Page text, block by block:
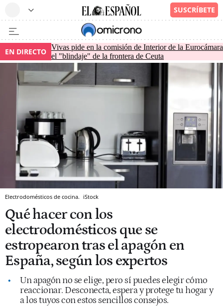
EN DIRECTO Vivas pide en la comisión de Interior de la Eurocámara
el "blindaje" de la frontera de Ceuta
Electrodomésticos de cocina. iStock
Qué hacer con los
electrodomésticos que se
estropearon tras el apagón en
España, según los expertos
Un apagón no se elige, pero sí puedes elegir cómo
reaccionar. Desconecta, espera y protege tu hogar y
a los tuyos con estos sencillos consejos.